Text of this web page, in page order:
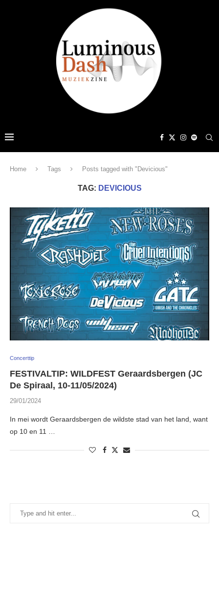
Home Tags Posts tagged with "Devicious"
TAG: DEVICIOUS
Concerttip
FESTIVALTIP: WILDFEST Geraardsbergen (JC
De Spiraal, 10-11/05/2024)
29/01/2024
In mei wordt Geraardsbergen de wildste stad van het land, want
op 10 en 11 …